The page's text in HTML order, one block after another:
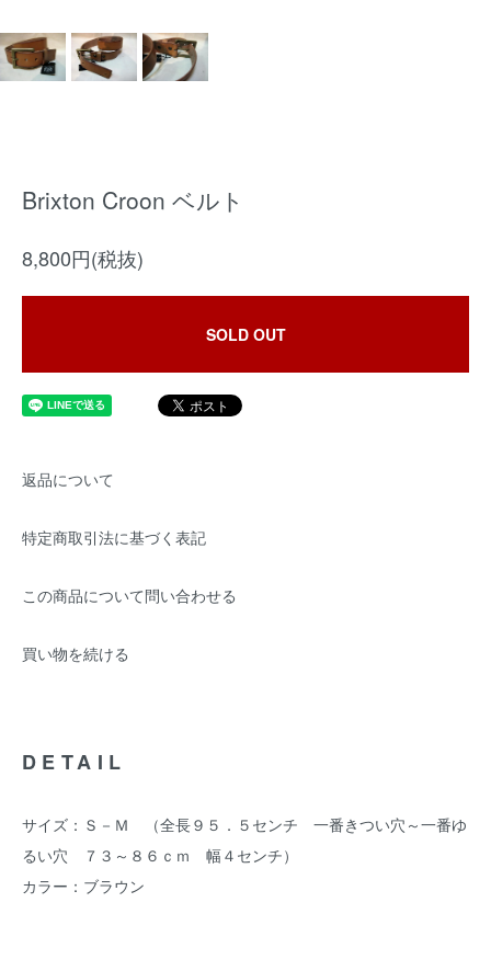
Brixton Croon ベルト
8,800円(税抜)
SOLD OUT
返品について
特定商取引法に基づく表記
この商品について問い合わせる
買い物を続ける
DETAIL
サイズ：Ｓ－Ｍ （全長９５．５センチ 一番きつい穴～一番ゆ
るい穴 ７３～８６ｃｍ 幅４センチ）
カラー：ブラウン